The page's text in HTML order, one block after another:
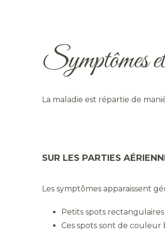
Symptômes
La maladie est répartie de
SUR LES PARTIES
Les symptômes apparaissent
Petits spots
Ces spots sont de couleur